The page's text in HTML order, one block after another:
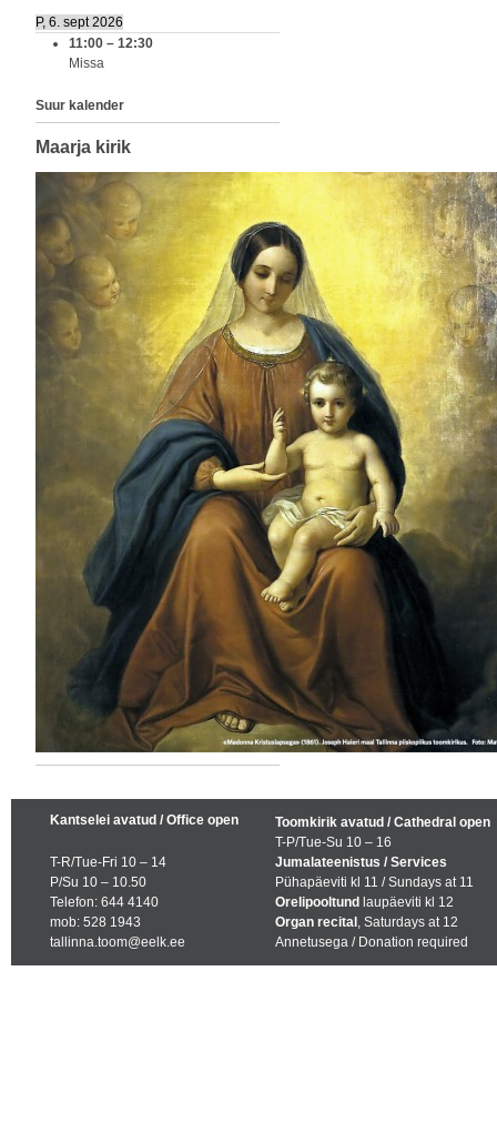
P, 6. sept 2026
11:00 – 12:30
Missa
Suur kalender
Maarja kirik
Kantselei avatud / Office open
T-R/Tue-Fri 10 – 14
P/Su 10 – 10.50
Telefon: 644 4140
mob: 528 1943
tallinna.toom@eelk.ee
Toomkirik avatud / Cathedral open
T-P/Tue-Su 10 – 16
Jumalateenistus / Services
Pühapäeviti kl 11 / Sundays at 11
Orelipooltund laupäeviti kl 12
Organ recital , Saturdays at 12
Annetusega / Donation required